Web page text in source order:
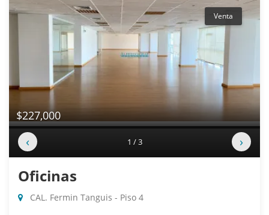
Venta
$227,000
‹ 1 / 3 ›
Oficinas
CAL. Fermin Tanguis - Piso 4